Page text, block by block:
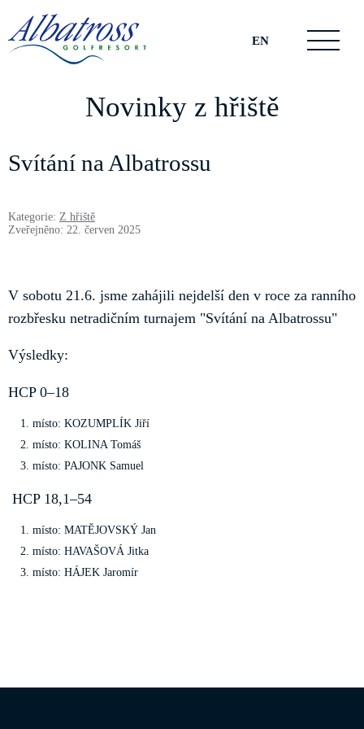
EN
Novinky z hřiště
Svítání na Albatrossu
Kategorie: Z hřiště
Zveřejněno: 22. červen 2025
V sobotu 21.6. jsme zahájili nejdelší den v roce za ranního
rozbřesku netradičním turnajem "Svítání na Albatrossu"
Výsledky:
HCP 0–18
místo: KOZUMPLÍK Jiří
místo: KOLINA Tomáš
místo: PAJONK Samuel
HCP 18,1–54
místo: MATĚJOVSKÝ Jan
místo: HAVAŠOVÁ Jitka
místo: HÁJEK Jaromír